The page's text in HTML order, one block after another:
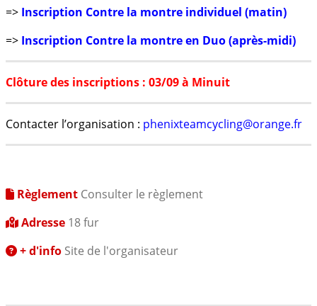
=> Inscription Contre la montre individuel (matin)
=> Inscription Contre la montre en Duo (après-midi)
Clôture des inscriptions : 03/09 à Minuit
Contacter l’organisation : phenixteamcycling@orange.fr
Règlement Consulter le règlement
Adresse 18 fur
+ d'info Site de l'organisateur